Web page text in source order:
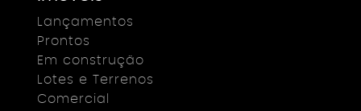
Lançamentos
Prontos
Em construção
Lotes e Terrenos
Comercial